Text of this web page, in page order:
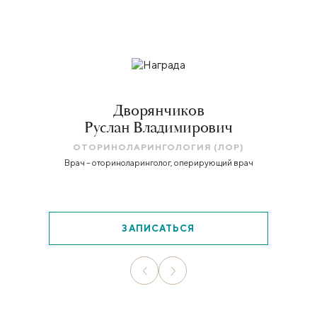
Дворянчиков
Руслан Владимирович
ОТОРИНОЛАРИНГОЛОГИЯ (ЛОР)
Врач – оториноларинголог, оперирующий врач
ЗАПИСАТЬСЯ